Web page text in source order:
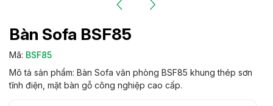
Bàn Sofa BSF85
Mã: BSF85
Mô tả sản phẩm: Bàn Sofa văn phòng BSF85 khung thép sơn
tĩnh điện, mặt bàn gỗ công nghiệp cao cấp.